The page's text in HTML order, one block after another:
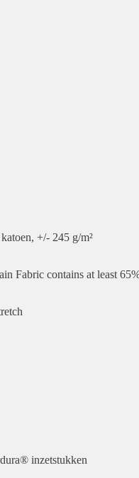
+/- 245 g/m²
Fabric contains at least
inzetstukken